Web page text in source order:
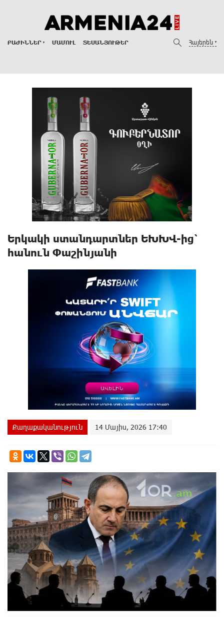
ԲԱԺԻՆՆԵՐ ՄԱՄՈՒԼ ՏԵՍԱՆՅՈՒԹԵՐ Հայերեն
Երկակի ստանդարտներ ԵԽԽՎ-ից՝
հանուն Փաշինյանի
Քաղաքականություն 14 Մայիս, 2026 17:40